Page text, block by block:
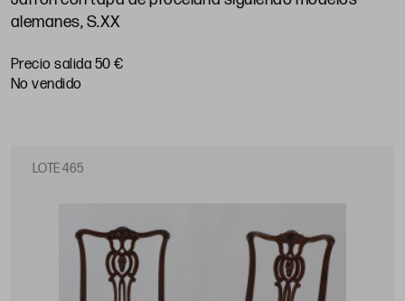
alemanes, S.XX
Precio salida 50 €
no vendido
LOTE 465